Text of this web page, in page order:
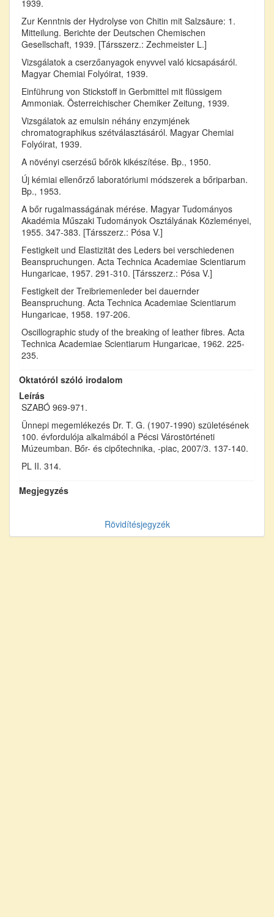
1939.
Zur Kenntnis der Hydrolyse von Chitin mit Salzsäure: 1.
Mitteilung. Berichte der Deutschen Chemischen
Gesellschaft, 1939. [Társszerz.: Zechmeister L.]
Vizsgálatok a cserzőanyagok enyvvel való kicsapásáról.
Magyar Chemiai Folyóirat, 1939.
Einführung von Stickstoff in Gerbmittel mit flüssigem
Ammoniak. Österreichischer Chemiker Zeitung, 1939.
Vizsgálatok az emulsin néhány enzymjének
chromatographikus szétválasztásáról. Magyar Chemiai
Folyóirat, 1939.
A növényi cserzésű bőrök kikészítése. Bp., 1950.
Új kémiai ellenőrző laboratóriumi módszerek a bőriparban.
Bp., 1953.
A bőr rugalmasságának mérése. Magyar Tudományos
Akadémia Műszaki Tudományok Osztályának Közleményei,
1955. 347-383. [Társszerz.: Pósa V.]
Festigkeit und Elastizität des Leders bei verschiedenen
Beanspruchungen. Acta Technica Academiae Scientiarum
Hungaricae, 1957. 291-310. [Társszerz.: Pósa V.]
Festigkeit der Treibriemenleder bei dauernder
Beanspruchung. Acta Technica Academiae Scientiarum
Hungaricae, 1958. 197-206.
Oscillographic study of the breaking of leather fibres. Acta
Technica Academiae Scientiarum Hungaricae, 1962. 225-
235.
Oktatóról szóló irodalom
Leírás
SZABÓ 969-971.
Ünnepi megemlékezés Dr. T. G. (1907-1990) születésének
100. évfordulója alkalmából a Pécsi Várostörténeti
Múzeumban. Bőr- és cipőtechnika, -piac, 2007/3. 137-140.
PL II. 314.
Megjegyzés
Rövidítésjegyzék